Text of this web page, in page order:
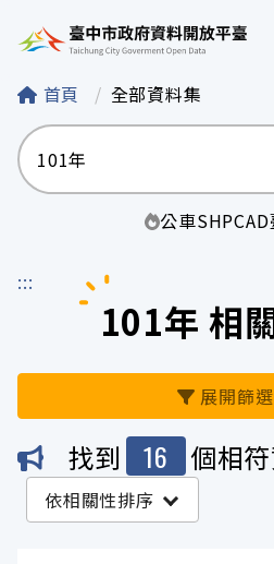
臺中市政
首頁 全部資料集
公車SHPCAD
:::
101年 相
展開篩
機關找到 16 個相
依相關性排序